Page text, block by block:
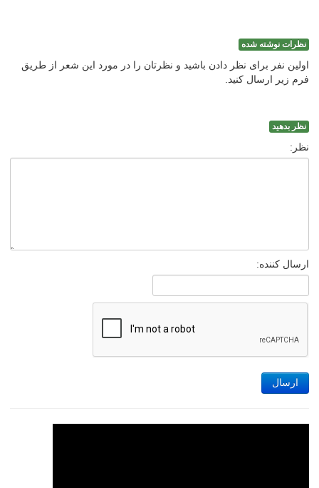
نظرات نوشته شده
اولین نفر برای نظر دادن باشید و نظرتان را در مورد این شعر از طریق
فرم زیر ارسال کنید.
نظر بدهید
نظر:
ارسال کننده:
ارسال